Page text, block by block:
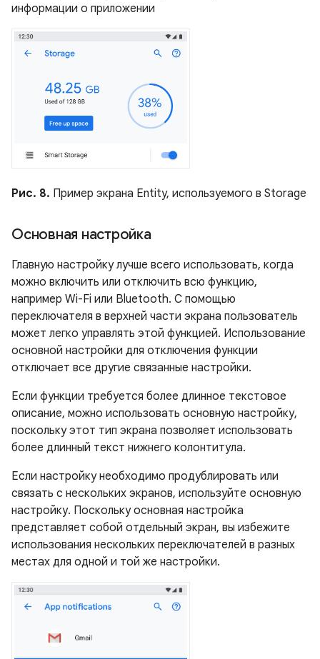
информации о приложении
Рис. 8. Пример экрана Entity, используемого в Storage
Основная настройка
Главную настройку лучше всего использовать, когда
можно включить или отключить всю функцию,
например Wi-Fi или Bluetooth. С помощью
переключателя в верхней части экрана пользователь
может легко управлять этой функцией. Использование
основной настройки для отключения функции
отключает все другие связанные настройки.
Если функции требуется более длинное текстовое
описание, можно использовать основную настройку,
поскольку этот тип экрана позволяет использовать
более длинный текст нижнего колонтитула.
Если настройку необходимо продублировать или
связать с нескольких экранов, используйте основную
настройку. Поскольку основная настройка
представляет собой отдельный экран, вы избежите
использования нескольких переключателей в разных
местах для одной и той же настройки.